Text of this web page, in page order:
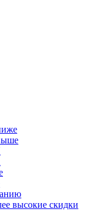
высокие скидки